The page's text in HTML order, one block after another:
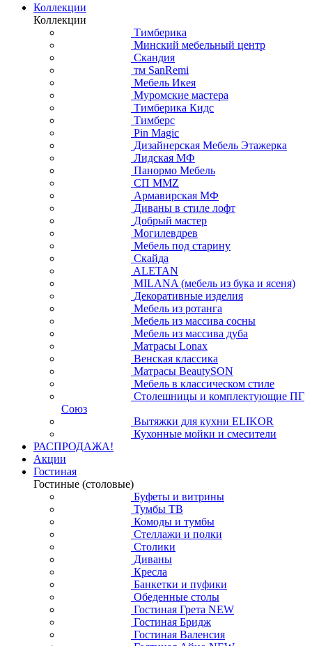
Коллекции
Коллекции
Тимберика
Минский мебельный центр
Скандия
тм SanRemi
Мебель Икея
Муромские мастера
Тимберика Кидс
Тимберс
Pin Magic
Дизайнерская Мебель Этажерка
Лидская МФ
Панормо Мебель
СП ММZ
Армавирская МФ
Диваны в стиле лофт
Добрый мастер
Могилевдрев
Мебель под старину
Скайда
ALETAN
MILANA (мебель из бука и ясеня)
Декоративные изделия
Мебель из ротанга
Мебель из массива сосны
Мебель из массива дуба
Матрасы Lonax
Венская классика
Матрасы BeautySON
Мебель в классическом стиле
Столешницы и комплектующие ПГ
Союз
Вытяжки для кухни ELIKOR
Кухонные мойки и смесители
РАСПРОДАЖА!
Акции
Гостиная
Гостиные (столовые)
Буфеты и витрины
Тумбы ТВ
Комоды и тумбы
Стеллажи и полки
Столики
Диваны
Кресла
Банкетки и пуфики
Обеденные столы
Гостиная Грета NEW
Гостиная Бридж
Гостиная Валенсия